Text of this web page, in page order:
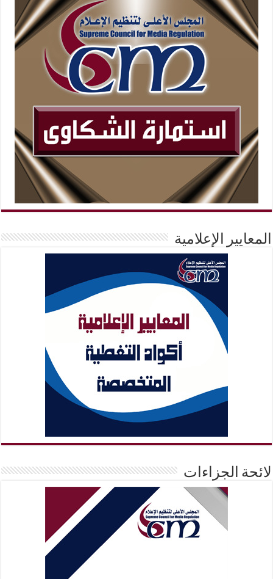
المعايير الإعلامية
لائحة الجزاءات